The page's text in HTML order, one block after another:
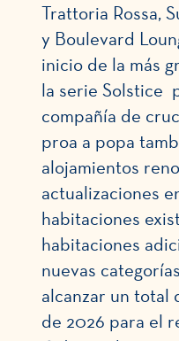
Trattoria Rossa,
y Boulevard
inicio de la más
la serie Solstice
compañía de
proa a popa
alojamientos
actualizaciones
habitaciones
habitaciones
nuevas
alcanzar un total
de 2026 para el